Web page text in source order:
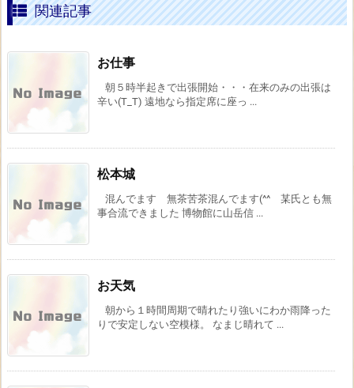
関連記事
お仕事
朝５時半起きで出張開始・・・在来のみの出張は
辛い(T_T) 遠地なら指定席に座っ ...
松本城
混んでます 無茶苦茶混んでます(^^ 某氏とも無
事合流できました 博物館に山岳信 ...
お天気
朝から１時間周期で晴れたり強いにわか雨降った
りで安定しない空模様。 なまじ晴れて ...